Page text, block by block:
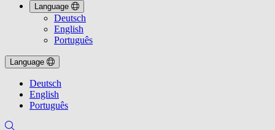
Language
Deutsch
English
Português
Language
Deutsch
English
Português